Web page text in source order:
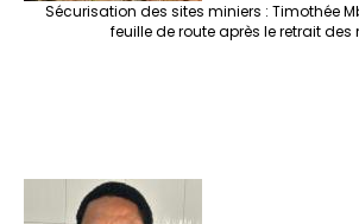
Sécurisation des sites miniers : Timothée
feuille de route après le retrait des